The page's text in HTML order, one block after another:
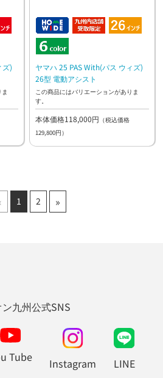
ズ)
ヤマハ 25 PAS With(パス ウィズ)
26型 電動アシスト
この商品にはバリエーションがありま
す。
本体価格118,000円 （税込価格
129,800円）
1 2 »
九州公式SNS
Tube Instagram LINE